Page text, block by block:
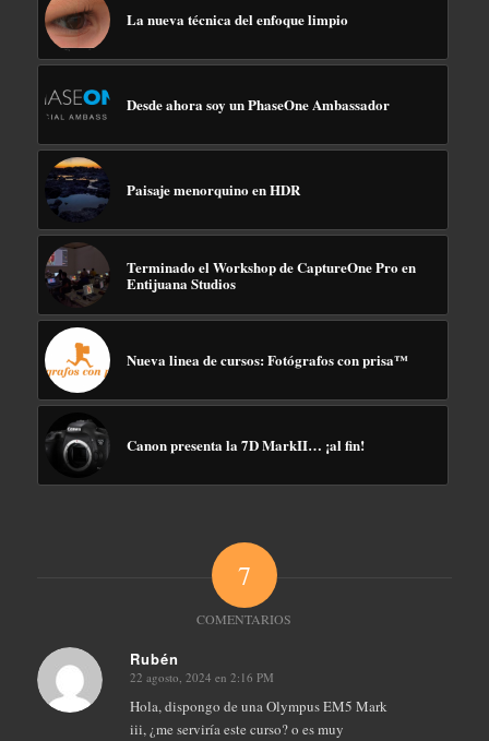
La nueva técnica del enfoque limpio
Desde ahora soy un PhaseOne Ambassador
Paisaje menorquino en HDR
Terminado el Workshop de CaptureOne Pro en
Entijuana Studios
Nueva linea de cursos: Fotógrafos con prisa™
Canon presenta la 7D MarkII… ¡al fin!
7
COMENTARIOS
Rubén
Dice:
22 agosto, 2024 en 2:16 PM
Hola, dispongo de una Olympus EM5 Mark
iii, ¿me serviría este curso? o es muy